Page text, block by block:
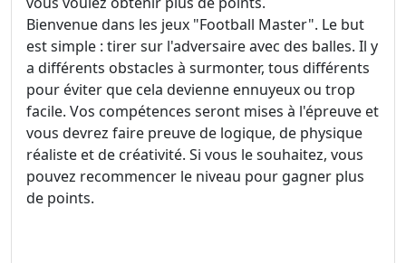
Bienvenue dans les jeux "Football Master". Le but
est simple : tirer sur l'adversaire avec des balles. Il y
a différents obstacles à surmonter, tous différents
pour éviter que cela devienne ennuyeux ou trop
facile. Vos compétences seront mises à l'épreuve et
vous devrez faire preuve de logique, de physique
réaliste et de créativité. Si vous le souhaitez, vous
pouvez recommencer le niveau pour gagner plus
de points.